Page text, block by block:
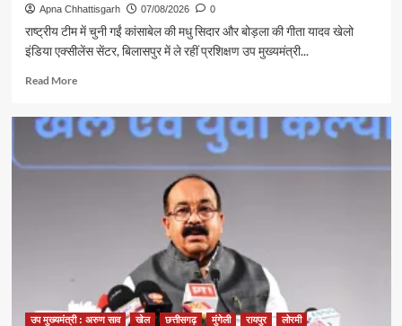
में
मजबूत
हुई
Apna Chhattisgarh 07/08/2026 0
राष्ट्रीय टीम में चुनी गईं कांसाबेल की मधु सिदार और बोड़ला की गीता यादव खेलो
इंडिया एक्सीलेंस सेंटर, बिलासपुर में ले रहीं प्रशिक्षण उप मुख्यमंत्री...
Read MoreRead
छत्तीसगढ़
दो
चीन
में
उप मुख्यमंत्री : अरुण साव खेल छत्तीसगढ़ मुंगेली रायपुर लोरमी